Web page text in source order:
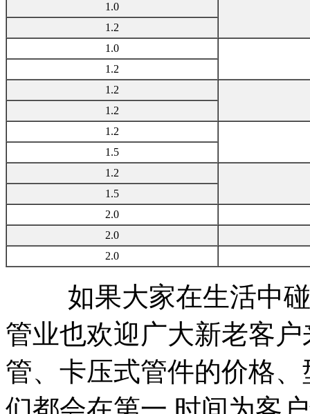
1.0
1.2
1.0
1.2
1.2
1.2
1.2
1.5
1.2
1.5
2.0
2.0
2.0
如果大家在生活中
管业也欢迎广大新老客
管、卡压式管件的价格